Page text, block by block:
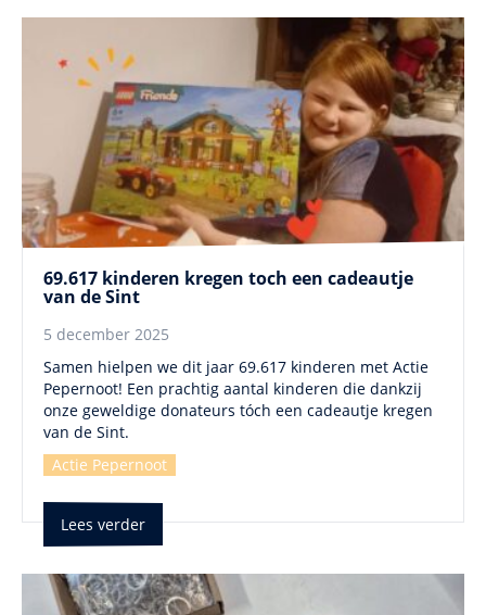
69.617 kinderen kregen toch een cadeautje
van de Sint
5 december 2025
Samen hielpen we dit jaar 69.617 kinderen met Actie
Pepernoot! Een prachtig aantal kinderen die dankzij
onze geweldige donateurs tóch een cadeautje kregen
van de Sint.
Actie Pepernoot
Lees verder